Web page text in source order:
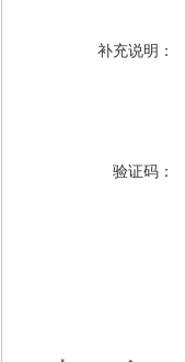
补充说明：
验证码：